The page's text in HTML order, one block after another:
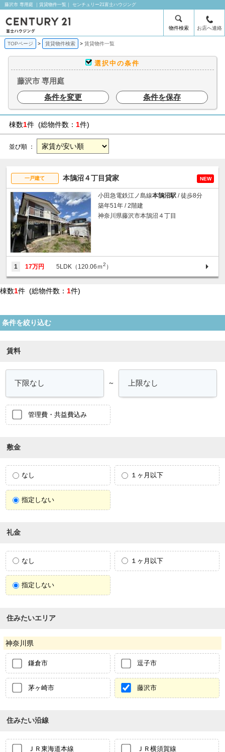
藤沢市 専用庭 ｜賃貸物件一覧｜ センチュリー21富士ハウジング
物件検索 お店へ連絡
TOPページ 賃貸物件検索 賃貸物件一覧
選択中の条件
藤沢市 専用庭
条件を変更
条件を保存
棟数1件 (総物件数： 1件)
並び順 ：
一戸建て 本鵠沼４丁目貸家 NEW
小田急電鉄江ノ島線本鵠沼駅 / 徒歩8分
築年51年 / 2階建
神奈川県藤沢市本鵠沼４丁目
1 17万円 5LDK（120.06ｍ2 ）
棟数1件 (総物件数： 1件)
条件を絞り込む
賃料
～
管理費・共益費込み
敷金
なし １ヶ月以下
指定しない
礼金
なし １ヶ月以下
指定しない
住みたいエリア
神奈川県
鎌倉市 逗子市
茅ヶ崎市 藤沢市
住みたい沿線
ＪＲ東海道本線 ＪＲ横須賀線